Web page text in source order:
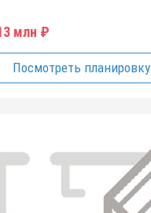
млн ₽
Посмотреть планировку